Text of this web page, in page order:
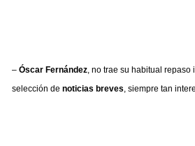
– Óscar Fernández, no trae su habitual repaso
selección de noticias breves, siempre tan